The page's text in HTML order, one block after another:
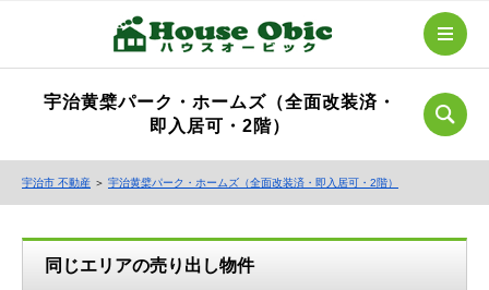
宇治黄檗パーク・ホームズ（全面改装済・
即入居可・2階）
宇治市 不動産 ＞ 宇治黄檗パーク・ホームズ（全面改装済・即入居可・2階）
同じエリアの売り出し物件